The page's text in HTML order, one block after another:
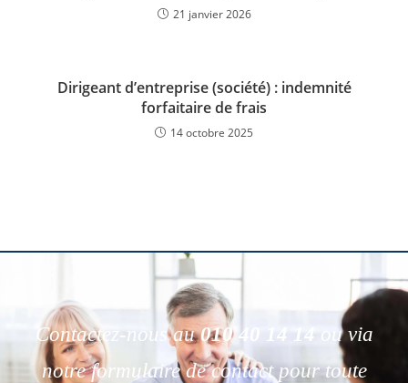
21 janvier 2026
Dirigeant d’entreprise (société) : indemnité
forfaitaire de frais
14 octobre 2025
Contactez-nous au010 40 14 14
ou via
notre formulaire de contact pour toute